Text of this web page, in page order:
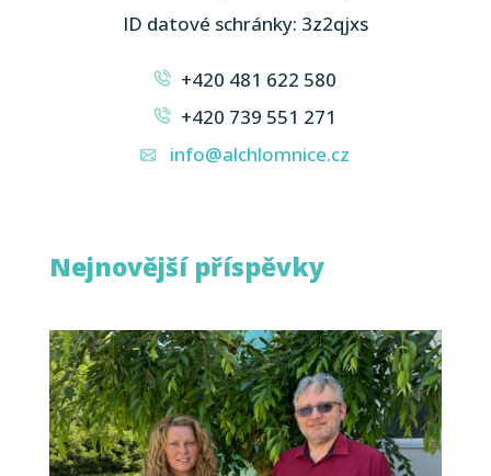
ID datové schránky: 3z2qjxs
+420 481 622 580
+420 739 551 271
info@alchlomnice.cz
Nejnovější příspěvky